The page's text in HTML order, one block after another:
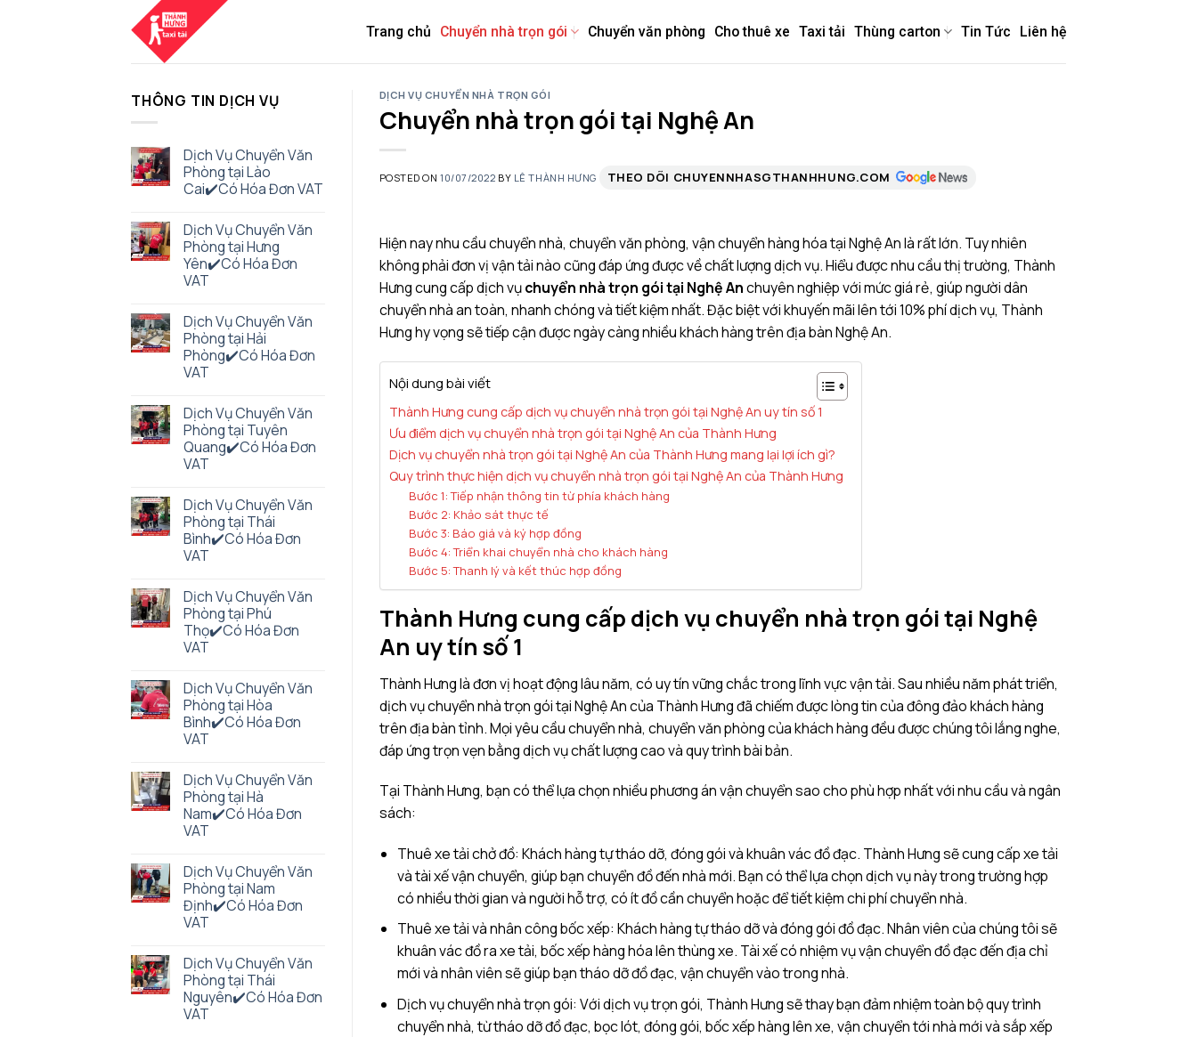
Trang chủ Chuyển nhà trọn gói Chuyển văn phòng Cho thuê xe Taxi tải Thùng carton Tin Tức Liên hệ
THÔNG TIN DỊCH VỤ
Dịch Vụ Chuyển Văn
Phòng tại Lào
Cai✔️Có Hóa Đơn VAT
Dịch Vụ Chuyển Văn
Phòng tại Hưng
Yên✔️Có Hóa Đơn
VAT
Dịch Vụ Chuyển Văn
Phòng tại Hải
Phòng✔️Có Hóa Đơn
VAT
Dịch Vụ Chuyển Văn
Phòng tại Tuyên
Quang✔️Có Hóa Đơn
VAT
Dịch Vụ Chuyển Văn
Phòng tại Thái
Bình✔️Có Hóa Đơn
VAT
Dịch Vụ Chuyển Văn
Phòng tại Phú
Thọ✔️Có Hóa Đơn
VAT
Dịch Vụ Chuyển Văn
Phòng tại Hòa
Bình✔️Có Hóa Đơn
VAT
Dịch Vụ Chuyển Văn
Phòng tại Hà
Nam✔️Có Hóa Đơn
VAT
Dịch Vụ Chuyển Văn
Phòng tại Nam
Định✔️Có Hóa Đơn
VAT
Dịch Vụ Chuyển Văn
Phòng tại Thái
Nguyên✔️Có Hóa Đơn
VAT
DỊCH VỤ CHUYỂN NHÀ TRỌN GÓI
Chuyển nhà trọn gói tại Nghệ An
POSTED ON10/07/2022 BY LÊ THÀNH HƯNG THEO DÕI CHUYENNHASGTHANHHUNG.COM
Hiện nay nhu cầu chuyển nhà, chuyển văn phòng, vận chuyển hàng hóa tại Nghệ An là rất lớn. Tuy nhiên
không phải đơn vị vận tải nào cũng đáp ứng được về chất lượng dịch vụ. Hiểu được nhu cầu thị trường, Thành
Hưng cung cấp dịch vụchuyển nhà trọn gói tại Nghệ Anchuyên nghiệp với mức giá rẻ, giúp người dân
chuyển nhà an toàn, nhanh chóng và tiết kiệm nhất. Đặc biệt với khuyến mãi lên tới 10% phí dịch vụ, Thành
Hưng hy vọng sẽ tiếp cận được ngày càng nhiều khách hàng trên địa bàn Nghệ An.
Nội dung bài viết
Thành Hưng cung cấp dịch vụ chuyển nhà trọn gói tại Nghệ An uy tín số 1
Ưu điểm dịch vụ chuyển nhà trọn gói tại Nghệ An của Thành Hưng
Dịch vụ chuyển nhà trọn gói tại Nghệ An của Thành Hưng mang lại lợi ích gì?
Quy trình thực hiện dịch vụ chuyển nhà trọn gói tại Nghệ An của Thành Hưng
Bước 1: Tiếp nhận thông tin từ phía khách hàng
Bước 2: Khảo sát thực tế
Bước 3: Báo giá và ký hợp đồng
Bước 4: Triển khai chuyển nhà cho khách hàng
Bước 5: Thanh lý và kết thúc hợp đồng
Thành Hưng cung cấp dịch vụ chuyển nhà trọn gói tại Nghệ
An uy tín số 1
Thành Hưng là đơn vị hoạt động lâu năm, có uy tín vững chắc trong lĩnh vực vận tải. Sau nhiều năm phát triển,
dịch vụ chuyển nhà trọn gói tại Nghệ An của Thành Hưng đã chiếm được lòng tin của đông đảo khách hàng
trên địa bàn tỉnh. Mọi yêu cầu chuyển nhà, chuyển văn phòng của khách hàng đều được chúng tôi lắng nghe,
đáp ứng trọn vẹn bằng dịch vụ chất lượng cao và quy trình bài bản.
Tại Thành Hưng, bạn có thể lựa chọn nhiều phương án vận chuyển sao cho phù hợp nhất với nhu cầu và ngân
sách:
Thuê xe tải chở đồ: Khách hàng tự tháo dỡ, đóng gói và khuân vác đồ đạc. Thành Hưng sẽ cung cấp xe tải
và tài xế vận chuyển, giúp bạn chuyển đồ đến nhà mới. Bạn có thể lựa chọn dịch vụ này trong trường hợp
có nhiều thời gian và người hỗ trợ, có ít đồ cần chuyển hoặc để tiết kiệm chi phí chuyển nhà.
Thuê xe tải và nhân công bốc xếp: Khách hàng tự tháo dỡ và đóng gói đồ đạc. Nhân viên của chúng tôi sẽ
khuân vác đồ ra xe tải, bốc xếp hàng hóa lên thùng xe. Tài xế có nhiệm vụ vận chuyển đồ đạc đến địa chỉ
mới và nhân viên sẽ giúp bạn tháo dỡ đồ đạc, vận chuyển vào trong nhà.
Dịch vụ chuyển nhà trọn gói: Với dịch vụ trọn gói, Thành Hưng sẽ thay bạn đảm nhiệm toàn bộ quy trình
chuyển nhà, từ tháo dỡ đồ đạc, bọc lót, đóng gói, bốc xếp hàng lên xe, vận chuyển tới nhà mới và sắp xếp